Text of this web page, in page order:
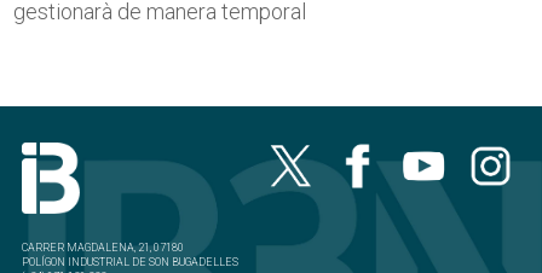
gestionarà de manera temporal
CARRER MAGDALENA, 21, 07180
POLÍGON INDUSTRIAL DE SON BUGADELLES